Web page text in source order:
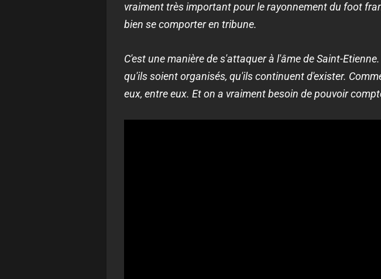
vraiment très important pour le rayonnement du foot
bien se comporter en tribune.
C'est une manière de s'attaquer à l'âme de Saint-
qu'ils soient organisés, qu'ils continuent d'exister.
eux, entre eux. Et on a vraiment besoin de pouvoir